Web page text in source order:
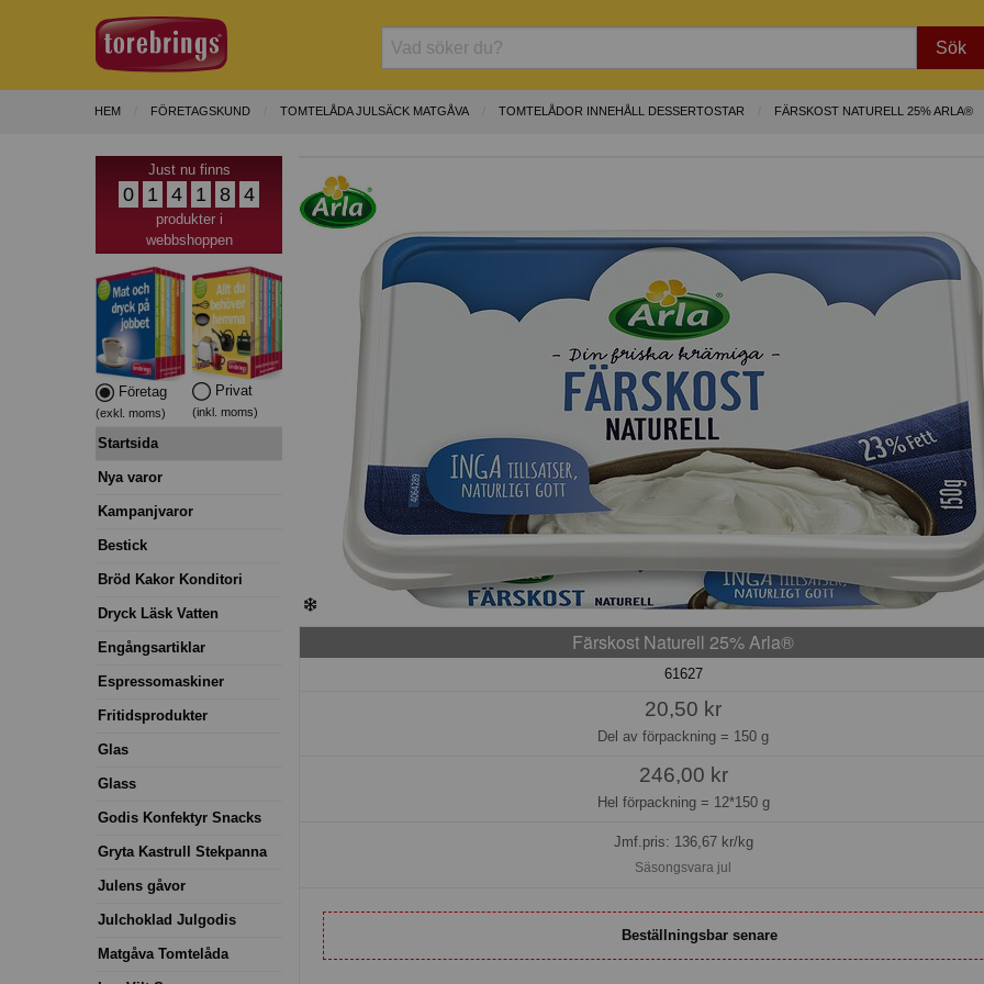
Sök
HEM FÖRETAGSKUND TOMTELÅDA JULSÄCK MATGÅVA TOMTELÅDOR INNEHÅLL DESSERTOSTAR FÄRSKOST NATURELL 25% ARLA®
Just nu finns
0 1 4 1 8 4
produkter i
webbshoppen
Företag
(exkl. moms)
Privat
(inkl. moms)
Startsida
Nya varor
Kampanjvaror
Bestick
Bröd Kakor Konditori
Dryck Läsk Vatten
Engångsartiklar
Espressomaskiner
Fritidsprodukter
Glas
Glass
Godis Konfektyr Snacks
Gryta Kastrull Stekpanna
Julens gåvor
Julchoklad Julgodis
Matgåva Tomtelåda
Färskost Naturell 25% Arla®
61627
20,50 kr
Del av förpackning = 150 g
246,00 kr
Hel förpackning = 12*150 g
Jmf.pris: 136,67kr/kg
Säsongsvara jul
Beställningsbar senare